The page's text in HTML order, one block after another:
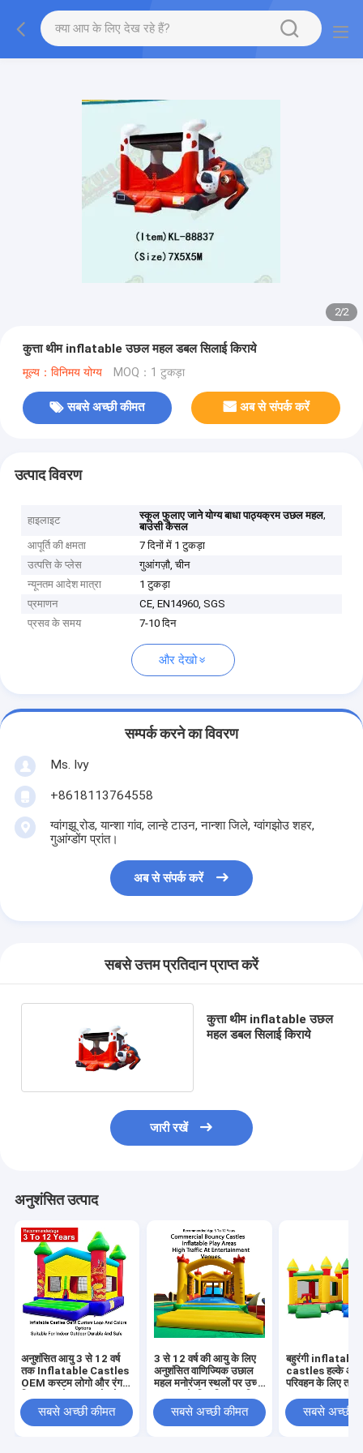
2/2
कुत्ता थीम inflatable उछल महल डबल सिलाई किराये
मूल्य：विनिमय योग्य MOQ：1 टुकड़ा
सबसे अच्छी कीमत अब से संपर्क करें
उत्पाद विवरण
हाइलाइट स्कूल फुलाए जाने योग्य बाधा पाठ्यक्रम उछल महल,
बाउंसी कैसल
आपूर्ति की क्षमता
7 दिनों में 1 टुकड़ा
उत्पत्ति के प्लेस
गुआंगज़ौ, चीन
न्यूनतम आदेश मात्रा
1 टुकड़ा
प्रमाणन
CE, EN14960, SGS
प्रसव के समय
7-10 दिन
और देखो
सम्पर्क करने का विवरण
Ms. Ivy
+8618113764558
ग्वांगझू रोड, यान्शा गांव, लान्हे टाउन, नान्शा जिले, ग्वांगझोउ शहर,
गुआंग्डोंग प्रांत।
अब से संपर्क करें
सबसे उत्तम प्रतिदान प्राप्त करें
कुत्ता थीम inflatable उछल
महल डबल सिलाई किराये
जारी रखें
अनुशंसित उत्पाद
अनुशंसित आयु 3 से 12 वर्ष
तक Inflatable Castles
OEM कस्टम लोगो और रंग
लिए उपयुक्त टिकाऊ और
सुरक्षित
सबसे अच्छी कीमत
3 से 12 वर्ष की आयु के लिए
अनुशंसित वाणिज्यिक उछाल
महल मनोरंजन स्थलों पर उच्च
गए inflatable खेल क्षेत्र
सबसे अच्छी कीमत
बहुरंगी inflatable
castles हल्के और
परिवहन के लिए तह
के साथ घटनाओं और
के लिए आदर्श
सबसे अच्छी